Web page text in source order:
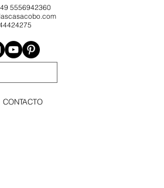
5556942360
CONTACTO